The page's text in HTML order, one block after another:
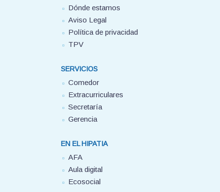
Dónde estamos
Aviso Legal
Política de privacidad
TPV
SERVICIOS
Comedor
Extracurriculares
Secretaría
Gerencia
EN EL HIPATIA
AFA
Aula digital
Ecosocial